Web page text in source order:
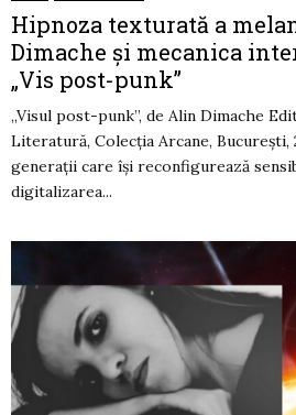
Hipnoza texturată a
Dimache și mecanica
„Vis post-punk”
„Visul post-punk”, de Alin Dimache
Literatură, Colecția Arcane, București,
generații care își reconfigurează
digitalizarea...